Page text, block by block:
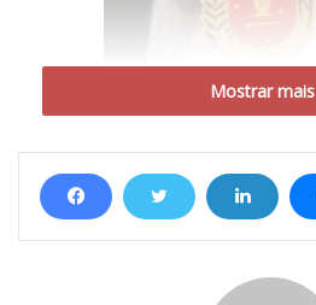
BROCHE DA PREFEITURA
Mostrar mais